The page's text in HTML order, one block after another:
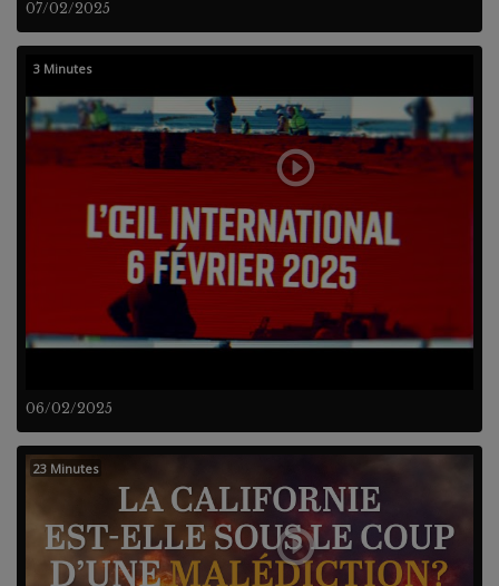
07/02/2025
06/02/2025
3 Minutes
23 Minutes